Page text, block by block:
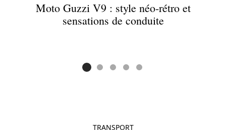
Moto Guzzi V9 : style néo-rétro et
sensations de conduite
TRANSPORT